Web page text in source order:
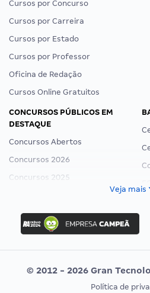
Cursos por Concurso
Cursos por Carreira
Cursos por Estado
Cursos por Professor
Oficina de Redação
Cursos Online Gratuitos
CONCURSOS PÚBLICOS EM
DESTAQUE
Concursos Abertos
Concursos 2026
Concursos 2025
Concurso Ibama
Concurso MPU
Editais publicados
Veja mais
© 2012 - 2026 Gran
Política de